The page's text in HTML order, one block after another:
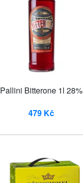
Pallini Bitterone 1l 28%
479 Kč